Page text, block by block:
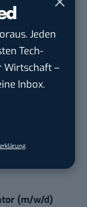
Jeden
Tech-
Wirtschaft –
Inbox.
.
groß.
die
profitieren.
Flotte und
Euro pro
(m/w/d)